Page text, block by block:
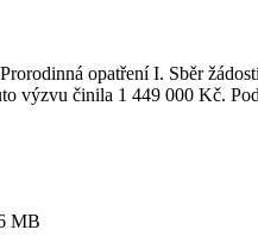
opatření I. Sběr
výzvu činila 1 449 000 Kč.
MB